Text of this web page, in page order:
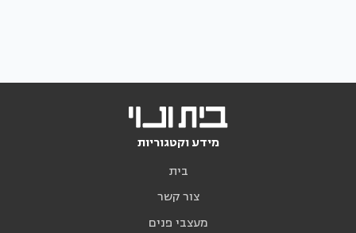
מידע וקטגוריות
בית
צור קשר
מעצבי פנים